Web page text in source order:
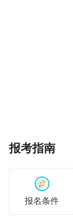
报考指南
报名条件